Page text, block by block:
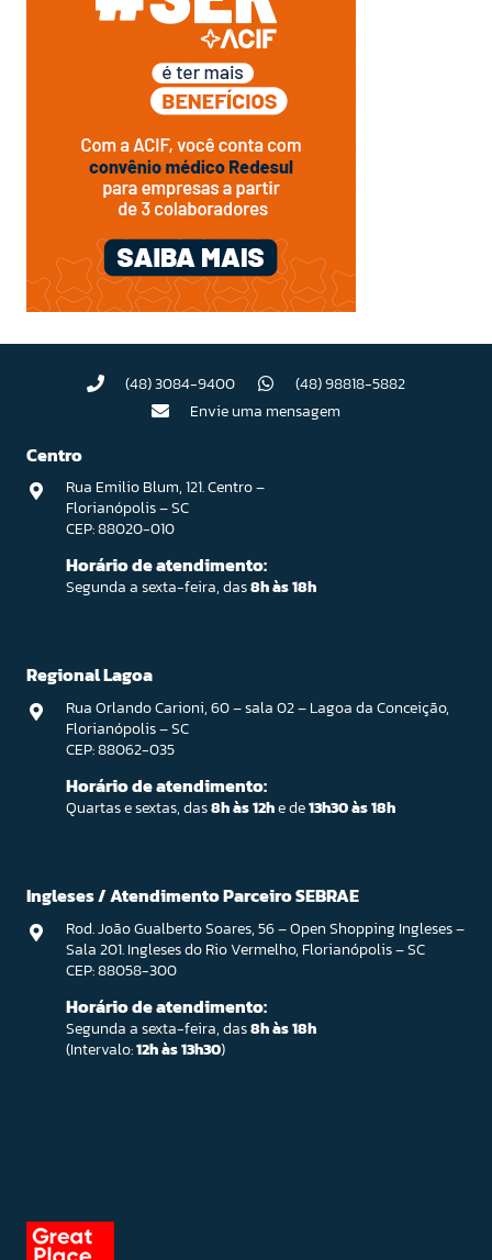
(48) 3084-9400
(48) 98818-5882
Envie uma mensagem
Centro
Rua Emilio Blum, 121. Centro –
Florianópolis – SC
CEP: 88020-010
Horário de atendimento:
Segunda a sexta-feira, das8h às 18h
Regional Lagoa
Rua Orlando Carioni, 60 – sala 02 – Lagoa da Conceição,
Florianópolis – SC
CEP: 88062-035
Horário de atendimento:
Quartas e sextas, das8h às 12he de13h30 às 18h
Ingleses / Atendimento Parceiro SEBRAE
Rod. João Gualberto Soares, 56 – Open Shopping Ingleses –
Sala 201. Ingleses do Rio Vermelho, Florianópolis – SC
CEP: 88058-300
Horário de atendimento:
Segunda a sexta-feira, das8h às 18h
(Intervalo:12h às 13h30)